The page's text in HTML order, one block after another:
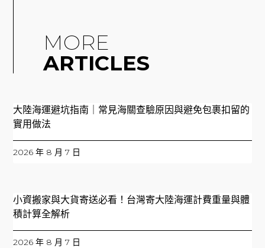
MORE
ARTICLES
大陸海運避坑指南｜常見海關查驗原因與避免包裹扣留的
實用做法
2026 年 8 月 7 日
小資搬家與大貨寄送必看！台灣寄大陸海運計費重量與體
積計算全解析
2026 年 8 月 7 日